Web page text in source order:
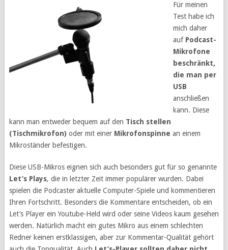
Für meinen
Test habe ich
mich daher
auf Podcast-
Mikrofone
beschränkt,
die man per
USB
anschließen
kann. Diese
kann man entweder bequem auf den Tisch stellen
(Tischmikrofon) oder mit einer Mikrofonspinne an einem
Mikroständer befestigen.
Diese USB-Mikros eignen sich auch besonders gut für so genannte
Let’s Plays, die in letzter Zeit immer populärer wurden. Dabei
spielen die Podcaster aktuelle Computer-Spiele und kommentieren
Ihren Fortschritt. Besonders die Kommentare entscheiden, ob ein
Let’s Player ein Youtube-Held wird oder seine Videos kaum gesehen
werden. Natürlich macht ein gutes Mikro aus einem schlechten
Redner keinen erstklassigen, aber zur Kommentar-Qualität gehört